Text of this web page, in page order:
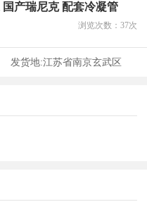
产瑞尼克 配套冷凝管
浏览次数： 37次
发货地:江苏省南京玄武区